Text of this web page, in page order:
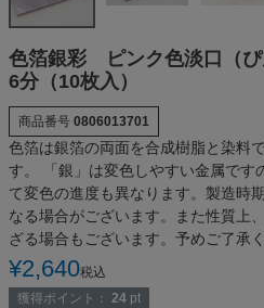
色箔銀彩 ピンク色淡口（ぴ
6分（10枚入）
商品番号 0806013701
色箔は銀箔の両面を合成樹脂と染料
す。 「銀」は変色しやすい金属です
て変色の進度も異なります。製造時
なる場合がございます。また性質上
ざる場合もございます。予めご了承く
¥2,640税込
獲得ポイント： 24 pt